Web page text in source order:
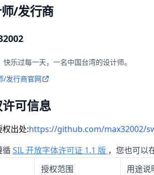
/发行商
乐过每一天，一名中国台湾的设计师。
/发行商官网
可信息
出处:https://github.com/max32002/
循SIL 开放字体许可证 1.1 版 ，您也可以
授权范围 用途说